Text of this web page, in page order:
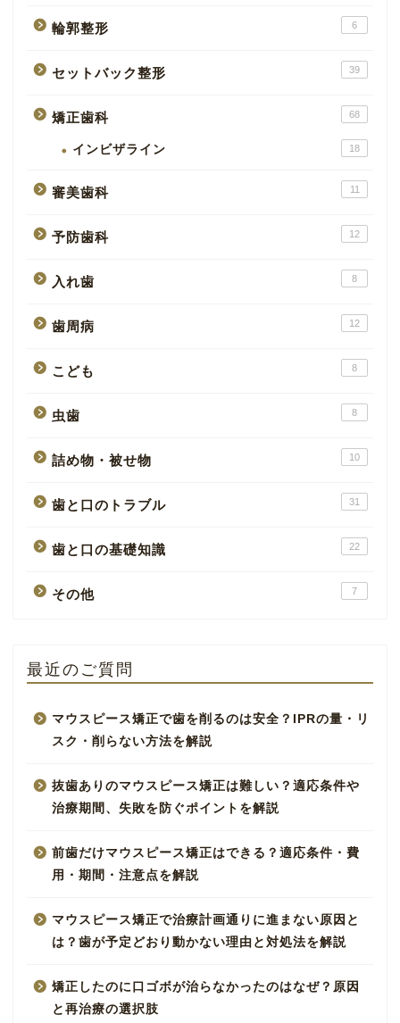
輪郭整形 6
セットバック整形 39
矯正歯科 68
インビザライン 18
審美歯科 11
予防歯科 12
入れ歯 8
歯周病 12
こども 8
虫歯 8
詰め物・被せ物 10
歯と口のトラブル 31
歯と口の基礎知識 22
その他 7
最近のご質問
マウスピース矯正で歯を削るのは安全？IPRの量・リ
スク・削らない方法を解説
抜歯ありのマウスピース矯正は難しい？適応条件や
治療期間、失敗を防ぐポイントを解説
前歯だけマウスピース矯正はできる？適応条件・費
用・期間・注意点を解説
マウスピース矯正で治療計画通りに進まない原因と
は？歯が予定どおり動かない理由と対処法を解説
矯正したのに口ゴボが治らなかったのはなぜ？原因
と再治療の選択肢